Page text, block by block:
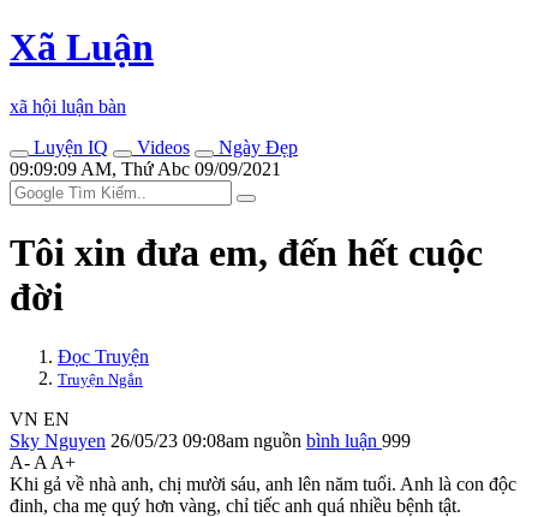
Xã Luận
xã hội luận bàn
Luyện IQ
Videos
Ngày Đẹp
09:09:09 AM, Thứ Abc 09/09/2021
Tôi xin đưa em, đến hết cuộc
đời
Đọc Truyện
Truyện Ngắn
VN EN
Sky Nguyen 26/05/23 09:08am nguồn bình luận 999
A- A A+
Khi gả về nhà anh, chị mười sáu, anh lên năm tuổi. Anh là con độc
đinh, cha mẹ quý hơn vàng, chỉ tiếc anh quá nhiều bệnh tật.